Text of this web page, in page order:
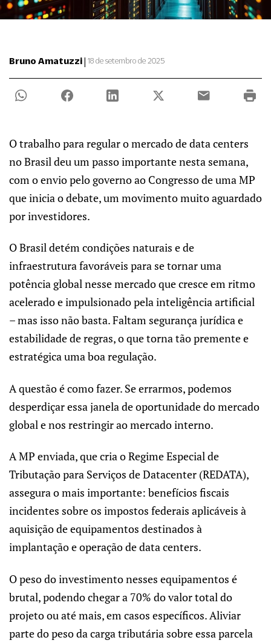
Bruno Amatuzzi| 18 de setembro de 2025
O trabalho para regular o mercado de data centers
no Brasil deu um passo importante nesta semana,
com o envio pelo governo ao Congresso de uma MP
que inicia o debate, um movimento muito aguardado
por investidores.
O Brasil detém condições naturais e de
infraestrutura favoráveis para se tornar uma
potência global nesse mercado que cresce em ritmo
acelerado e impulsionado pela inteligência artificial
– mas isso não basta. Faltam segurança jurídica e
estabilidade de regras, o que torna tão premente e
estratégica uma boa regulação.
A questão é como fazer. Se errarmos, podemos
desperdiçar essa janela de oportunidade do mercado
global e nos restringir ao mercado interno.
A MP enviada, que cria o Regime Especial de
Tributação para Serviços de Datacenter (REDATA),
assegura o mais importante: benefícios fiscais
incidentes sobre os impostos federais aplicáveis à
aquisição de equipamentos destinados à
implantação e operação de data centers.
O peso do investimento nesses equipamentos é
brutal, podendo chegar a 70% do valor total do
projeto ou até mais, em casos específicos. Aliviar
parte do peso da carga tributária sobre essa parcela